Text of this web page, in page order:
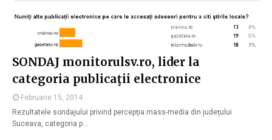
SONDAJ monitorulsv.ro, lider la
categoria publicaţii electronice
Februarie 15, 2014
Rezultatele sondajului privind percepţia mass-media din judeţului
Suceava, categoria p…